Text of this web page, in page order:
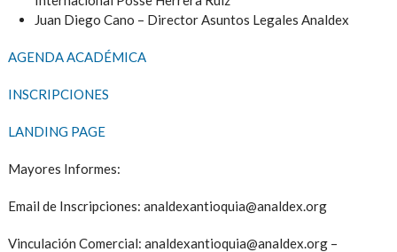
Juan Diego Cano – Director Asuntos Legales Analdex
AGENDA ACADÉMICA
INSCRIPCIONES
LANDING PAGE
Mayores Informes:
Email de Inscripciones: analdexantioquia@analdex.org
Vinculación Comercial: analdexantioquia@analdex.org –